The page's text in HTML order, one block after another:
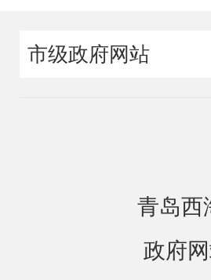
市级政府网站
青岛西
政府